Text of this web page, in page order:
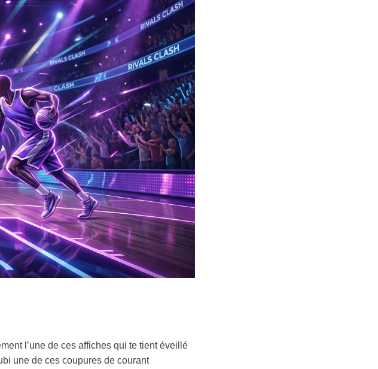
l’une de ces affiches qui te tient éveillé
une de ces coupures de courant